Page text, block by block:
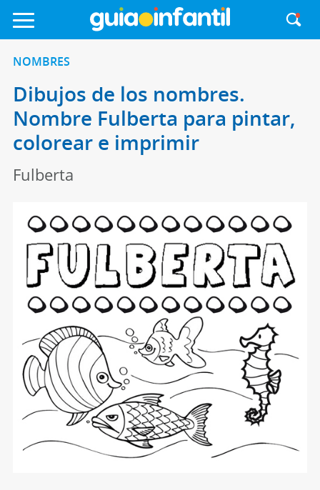
NOMBRES
Dibujos de los nombres.
Nombre Fulberta para pintar,
colorear e imprimir
Fulberta